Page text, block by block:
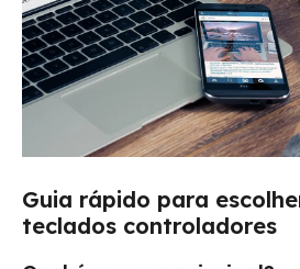
Guia rápido para
teclados controladores